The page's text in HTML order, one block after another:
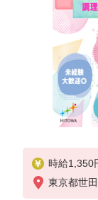
時給1,350
※経験によ
東京都世